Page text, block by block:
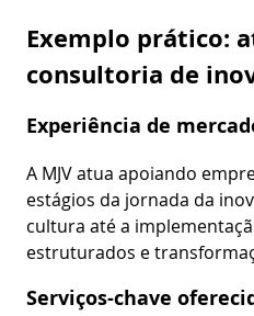
Exemplo prático:
consultoria de
Experiência de
A MJV atua apoiando
estágios da jornada da
cultura até a
estruturados e
Serviços-chave